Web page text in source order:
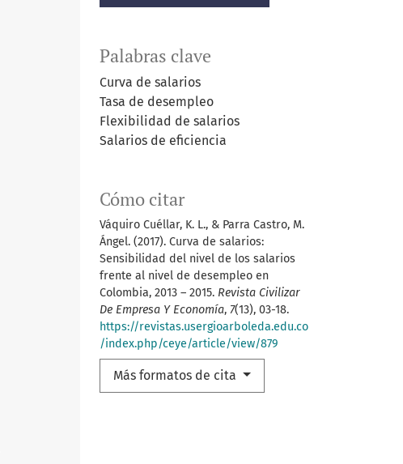
Palabras clave
Curva de salarios
Tasa de desempleo
Flexibilidad de salarios
Salarios de eficiencia
Cómo citar
Váquiro Cuéllar, K. L., & Parra Castro, M.
Ángel. (2017). Curva de salarios:
Sensibilidad del nivel de los salarios
frente al nivel de desempleo en
Colombia, 2013 – 2015. Revista Civilizar
De Empresa Y Economía, 7(13), 03-18.
https://revistas.usergioarboleda.edu.co
/index.php/ceye/article/view/879
Más formatos de cita